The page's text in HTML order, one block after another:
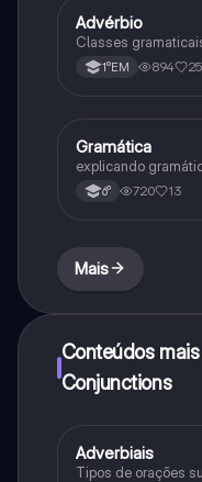
Português
Advérbio
Classes
1°EM 894 25
Português
Gramática
explicando
6° 720 13
Mais
Conteúdos
Conjunctions
Português
Adverbiais
Tipos de orações